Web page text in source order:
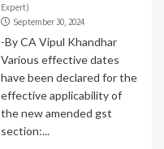
Expert)
September 30, 2024
-By CA Vipul Khandhar
Various effective dates
have been declared for the
effective applicability of
the new amended gst
section:...